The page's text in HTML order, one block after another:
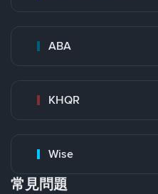
ABA
KHQR
Wise
常見問題